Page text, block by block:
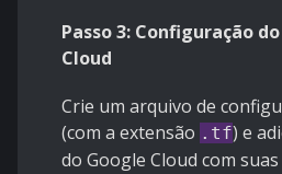
Passo 3: Configuração
Cloud
Crie um arquivo de
(com a extensão .tf) e
do Google Cloud com